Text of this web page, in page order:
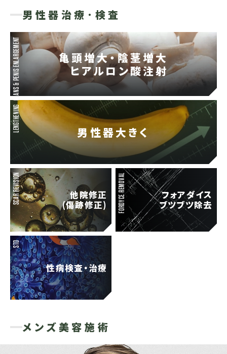
男性器治療･検査
GLANS & PENIS ENLARGEMENT
亀頭増大・陰茎増大
ヒアルロン酸注射
LENGTHENING 男性器大きく
SCAR REVISION
他院修正
(傷跡修正)
FORDYCE REMOVAL
フォアダイス
ブツブツ除去
STD
性病検査・治療
メンズ美容施術